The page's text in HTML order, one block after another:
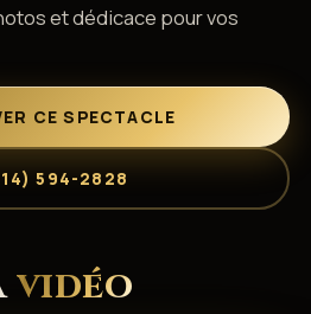
et dédicace pour vos
CE SPECTACLE
594-2828
vidéo